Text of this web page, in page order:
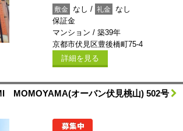
敷金 なし / 礼金
なし
保証金
マンション / 築39年
京都市伏見区豊後橋町75-4
詳細を見る
MOMOYAMA(オーバン伏見桃山) 502号